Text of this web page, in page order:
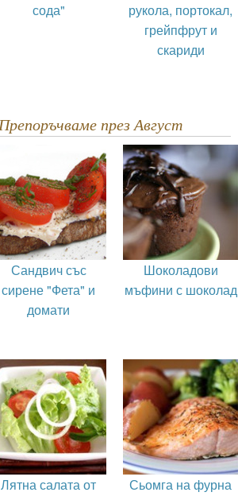
сода"
рукола, портокал,
грейпфрут и
скариди
Препоръчваме през Август
Сандвич със
сирене "Фета" и
домати
Шоколадови
мъфини с шоколад
Лятна салата от
Сьомга на фурна